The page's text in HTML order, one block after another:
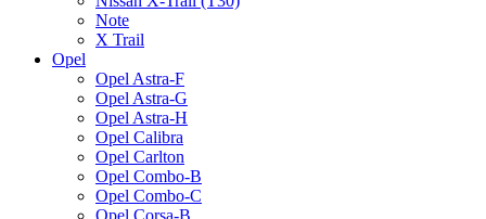
Note
X Trail
Opel
Opel Astra-F
Opel Astra-G
Opel Astra-H
Opel Calibra
Opel Carlton
Opel Combo-B
Opel Combo-C
Opel Corsa-B